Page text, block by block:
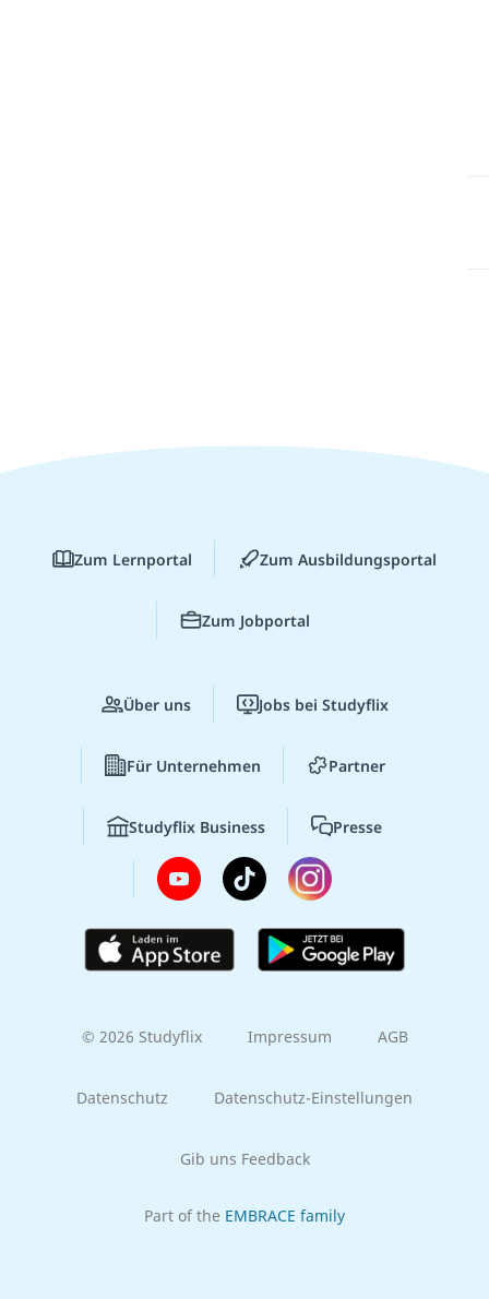
Zum Lernportal Zum Ausbildungsportal
Zum Jobportal
Über uns Jobs bei Studyflix
Für Unternehmen Partner
Studyflix Business Presse
© 2026 Studyflix Impressum AGB
Datenschutz Datenschutz-Einstellungen
Gib uns Feedback
Part of the EMBRACE family